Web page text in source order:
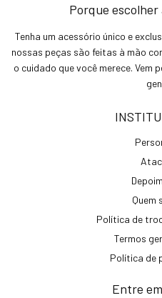
Porque
Tenha um acessório único e
nossas peças são feitas à mão
o cuidado que você merece. Vem
Quem
Política de
Termos
Política de
Entre